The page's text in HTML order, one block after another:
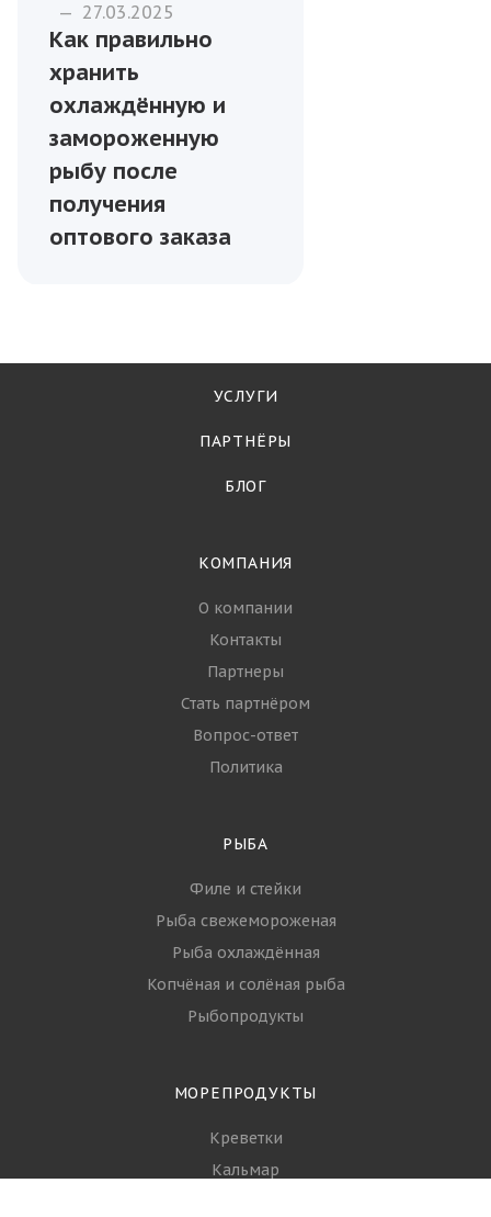
— 27.03.2025
Как правильно
хранить
охлаждённую и
замороженную
рыбу после
получения
оптового заказа
УСЛУГИ
ПАРТНЁРЫ
БЛОГ
КОМПАНИЯ
О компании
Контакты
Партнеры
Стать партнёром
Вопрос-ответ
Политика
РЫБА
Филе и стейки
Рыба свежемороженая
Рыба охлаждённая
Копчёная и солёная рыба
Рыбопродукты
МОРЕПРОДУКТЫ
Креветки
Кальмар